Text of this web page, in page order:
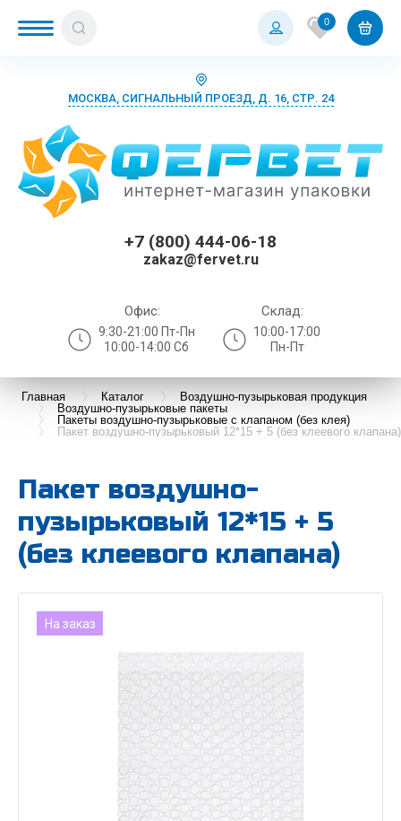
0
МОСКВА, СИГНАЛЬНЫЙ ПРОЕЗД, Д. 16, СТР. 24
+7 (800) 444-06-18
zakaz@fervet.ru
Офис:
9:30-21:00 Пт-Пн
10:00-14:00 Сб
Склад:
10:00-17:00
Пн-Пт
Главная Каталог
Воздушно-пузырьковая продукция
Воздушно-пузырьковые пакеты
Пакеты воздушно-пузырьковые с клапаном (без клея)
Пакет воздушно-пузырьковый 12*15 + 5 (без клеевого клапана)
Пакет воздушно-
пузырьковый 12*15 + 5
(без клеевого клапана)
На заказ